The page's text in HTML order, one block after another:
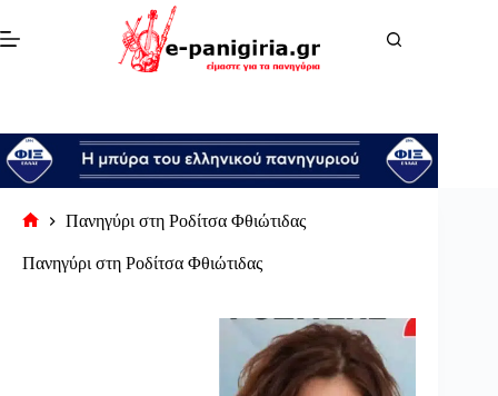
στο
περιεχόμενο
σελίδα
Πανηγύρι στη Ροδίτσα Φθιώτιδας
Πανηγύρι στη Ροδίτσα Φθιώτιδας